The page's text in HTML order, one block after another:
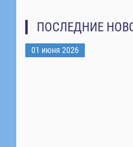
ПОСЛЕДНИЕ
01 июня 2026